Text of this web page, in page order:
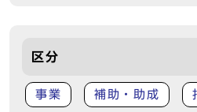
区分
事業 補助・助成